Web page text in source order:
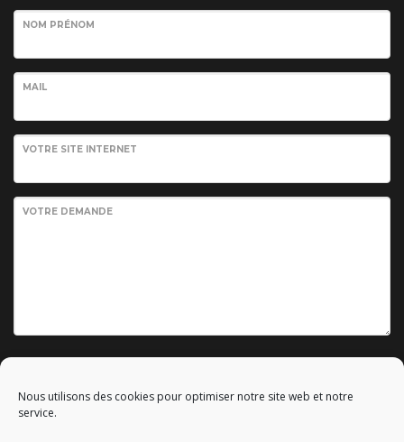
Nous utilisons des cookies pour optimiser notre site web et notre
service.
NOM PRÉNOM
MAIL
VOTRE SITE INTERNET
VOTRE DEMANDE